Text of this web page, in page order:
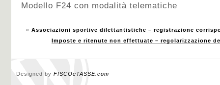
Modello F24 con modalità telematiche
« Associazioni sportive dilettantistiche – registrazione
Imposte e ritenute non effettuate – regolarizzazione
Designed by FISCOeTASSE.com